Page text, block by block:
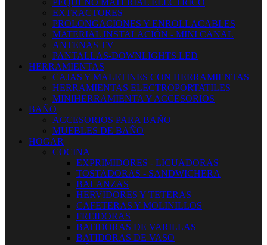
PEQUEÑO MATERIAL ELECTRICO
EXTRACTORES
PROLONGACIONES Y ENROLLACABLES
MATERIAL INSTALACIÓN - MINI CANAL
ANTENAS TV
PANTALLAS-DOWNLIGHTS LED
HERRAMIENTAS
CAJAS Y MALETINES CON HERRAMIENTAS
HERRAMIENTAS ELECTROPORTATILES
MINIHERRAMIENTA Y ACCESORIOS
BAÑO
ACCESORIOS PARA BAÑO
MUEBLES DE BAÑO
HOGAR
COCINA
EXPRIMIDORES - LICUADORAS
TOSTADORAS - SANDWICHERA
BALANZAS
HERVIDORES Y TETERAS
CAFETERAS Y MOLINILLOS
FREIDORAS
BATIDORAS DE VARILLAS
BATIDORAS DE VASO